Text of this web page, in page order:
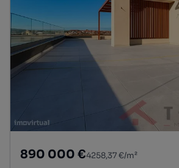
890 000 €4258,37 €/m²